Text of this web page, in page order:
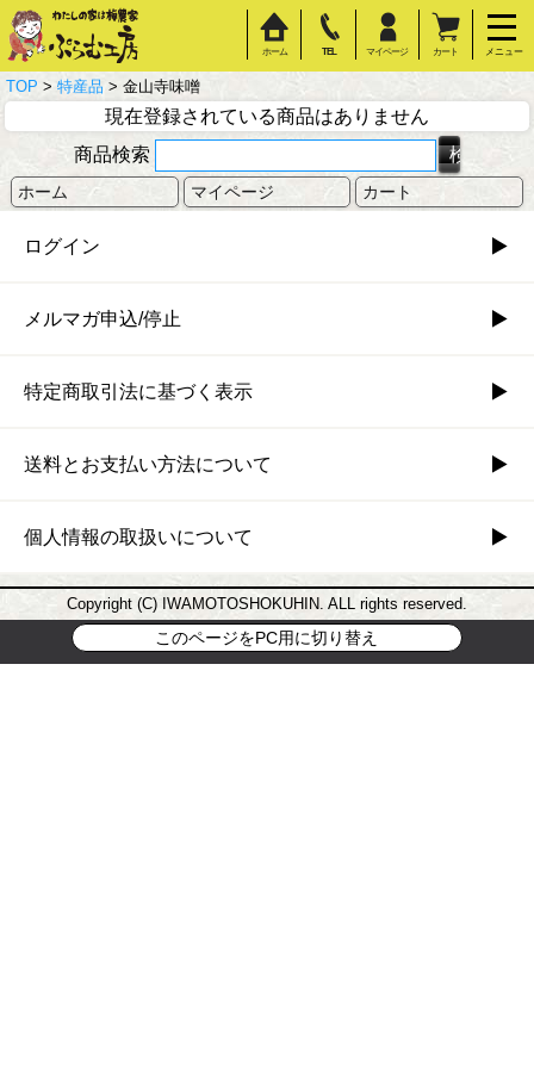
ホーム TEL マイページ カート メニュー
TOP > 特産品 > 金山寺味噌
現在登録されている商品はありません
商品検索
ホーム マイページ カート
ログイン
メルマガ申込/停止
特定商取引法に基づく表示
送料とお支払い方法について
個人情報の取扱いについて
Copyright (C) IWAMOTOSHOKUHIN. ALL rights reserved.
このページをPC用に切り替え